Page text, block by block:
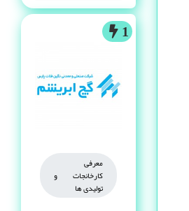
1
معرفی
کارخانجات و
تولیدی ها